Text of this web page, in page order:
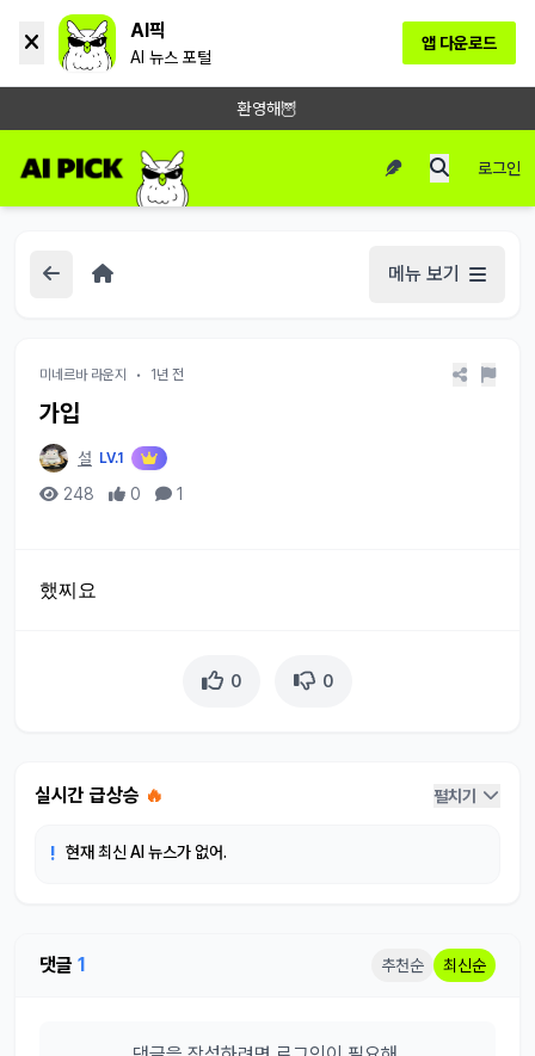
AI픽
AI 뉴스 포털
앱 다운로드
환영해🦉
로그인
메뉴 보기
미네르바 라운지 • 1년 전
가입
설 LV.1
248 0 1
했찌요
0 0
실시간 급상승 🔥 펼치기
! 현재 최신 AI 뉴스가 없어.
댓글 1 추천순 최신순